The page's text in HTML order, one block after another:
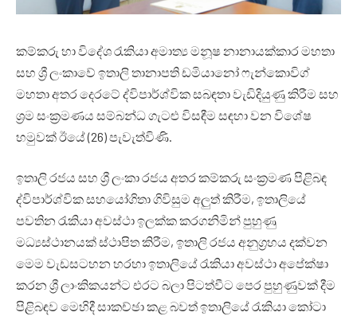
කම්කරු හා විදේශ රැකියා අමාත්‍ය මනූෂ නානායක්කාර මහතා
සහ ශ්‍රී ලංකාවේ ඉතාලි තානාපති ඩමියානෝ ෆැන්කොවිග්
මහතා අතර දෙරටේ ද්විපාර්ශ්වික සබඳතා වැඩිදියුණු කිරීම සහ
ශ්‍රම සංක්‍රමණය සම්බන්ධ ගැටළු විසඳීම සඳහා වන විශේෂ
හමුවක් ඊ‌යේ (26) පැවැත්විණි.
ඉතාලි රජය සහ ශ්‍රී ලංකා රජය අතර කම්කරු සංක්‍රමණ පිළිබඳ
ද්විපාර්ශ්වික සහයෝගිතා ගිවිසුම අලුත් කිරීම, ඉතාලියේ
පවතින රැකියා අවස්ථා ඉලක්ක කරගනිමින් පුහුණු
මධ්‍යස්ථානයක් ස්ථාපිත කිරීම, ඉතාලි රජය අනුග්‍රහය දක්වන
මෙම වැඩසටහන හරහා ඉතාලියේ රැකියා අවස්ථා අපේක්ෂා
කරන ශ්‍රී ලාංකිකයන්ට එරට බලා පිටත්වීට පෙර පුහුණුවක් දීම
පිළිබඳව මෙහිදී සාකච්ඡා කළ බවත් ඉතාලියේ රැකියා කෝටා